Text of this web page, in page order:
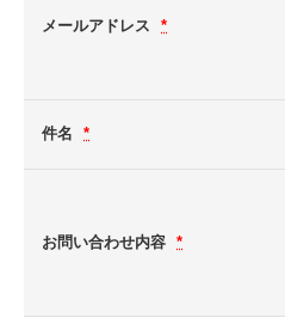
メールアドレス *
件名 *
お問い合わせ内容 *